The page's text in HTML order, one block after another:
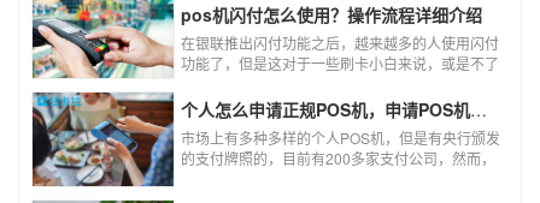
失败是什么原因导致的？以及出现这种情况又该如
何解决。
pos机闪付怎么使用？操作流程详细介绍
在银联推出闪付功能之后，越来越多的人使用闪付
功能了，但是这对于一些刷卡小白来说，或是不了
闪付功能，因此，针对这种情况，下面小编就来给
大家讲一讲POS机闪付怎么挥卡操作交易。
个人怎么申请正规POS机，申请POS机需要注意什么？
市场上有多种多样的个人POS机，但是有央行颁发
的支付牌照的，目前有200多家支付公司，然而，